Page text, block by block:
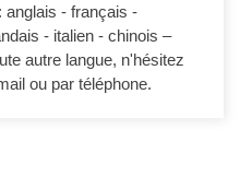
anglais - français -
- italien - chinois –
autre langue, n'hésitez
ou par téléphone.